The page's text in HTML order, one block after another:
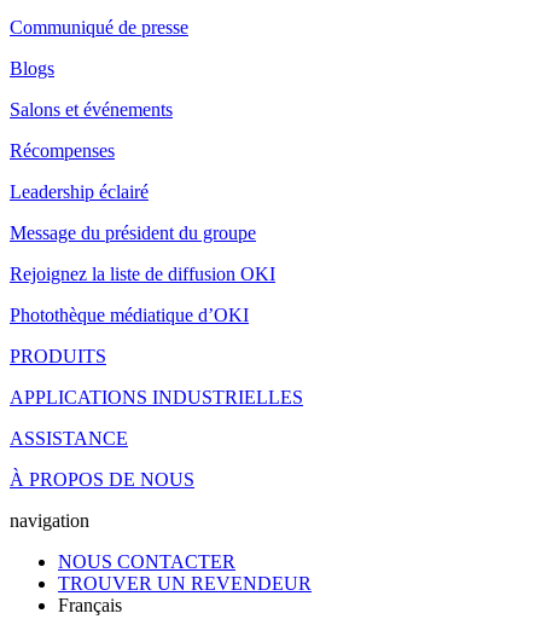
Communiqué de presse
Blogs
Salons et événements
Récompenses
Leadership éclairé
Message du président du groupe
Rejoignez la liste de diffusion OKI
Photothèque médiatique d’OKI
PRODUITS
APPLICATIONS INDUSTRIELLES
ASSISTANCE
À PROPOS DE NOUS
navigation
NOUS CONTACTER
TROUVER UN REVENDEUR
Français